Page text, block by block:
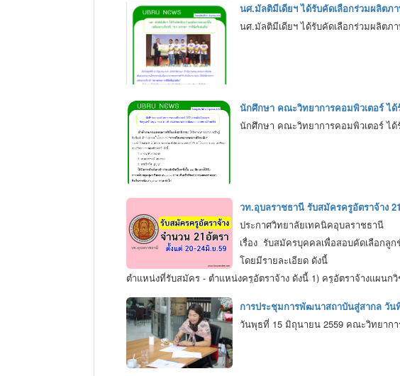
นศ.มัลติมีเดียฯ ได้รับคัดเลือกร่วมผลิตภ
นศ.มัลติมีเดียฯ ได้รับคัดเลือกร่วมผลิตภ
นักศึกษา คณะวิทยาการคอมพิวเตอร์ ไ
นักศึกษา คณะวิทยาการคอมพิวเตอร์ ไ
วท.อุบลราชธานี รับสมัครครูอัตราจ้าง
ประกาศวิทยาลัยเทคนิคอุบลราชธานี
เรื่อง รับสมัครบุคคลเพื่อสอบคัดเลือกลู
โดยมีรายละเอียด ดังนี้
ตำแหน่งที่รับสมัคร - ตำแหน่งครูอัตราจ้าง ดังนี้ 1) ครูอัตราจ้างแผน
อัตราจ้างแผนกวิชาโยธา จำนวน 2 อัตรา 4) ตำแหน่งครูอัตราจ้างแ
อัตรา
อัตราเงินเดือน
- วุฒิปริญญาตรี เงินเดือน 8,340 บาท
การรับสมัคร ผู้ประสงค์จะสมัครให้ขอและยื่นใบสมัครด้วยตนเอง ระ
การประชุมการพัฒนาสถาบันสู่สากล วัน
วันพุธที่ 15 มิถุนายน 2559 คณะวิทยากา